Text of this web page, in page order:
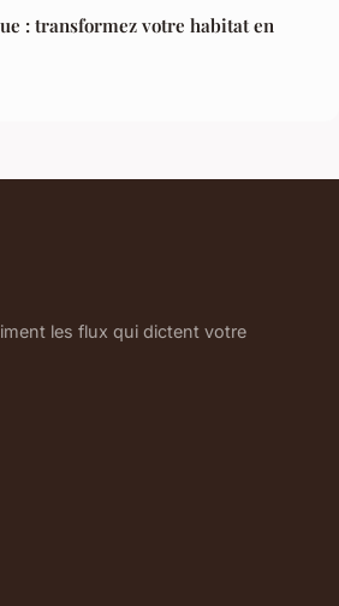
: transformez votre habitat en
les flux qui dictent votre